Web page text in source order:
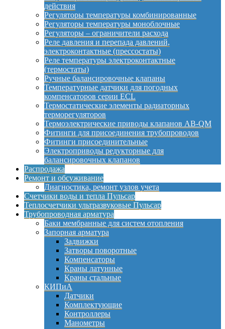
действия
Регуляторы температуры комбинированные
Регуляторы температуры моноблочные
Регуляторы – ограничители расхода
Реле давления и перепада давлений,
электроконтактные (прессостаты)
Реле температуры электроконтактные
(термостаты)
Ручные балансировочные клапаны
Температурные датчики для погодных
компенсаторов серии ECL
Термостатические элементы радиаторных
терморегуляторов
Термоэлектрические приводы клапанов AB-QM
Фитинги для присоединения трубопроводов
Фитинги присоединительные
Электроприводы редукторные для
балансировочных клапанов
Распродажа
Ремонт и обсуживание
Диагностика, ремонт узлов учета
Счетчики воды и тепла Пульсар
Теплосчетчики ультразвуковые Пульсар
Трубопроводная арматура
Баки мембранные для систем отопления
Запорная арматура
Задвижки
Затворы поворотные
Компенсаторы
Краны латунные
Краны стальные
КИПиА
Датчики
Комплектующие
Контроллеры
Манометры